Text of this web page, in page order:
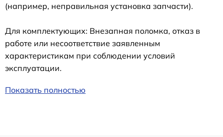
(например, неправильная установка запчасти).
Для комплектующих: Внезапная поломка, отказ в
работе или несоответствие заявленным
характеристикам при соблюдении условий
эксплуатации.
Показать полностью